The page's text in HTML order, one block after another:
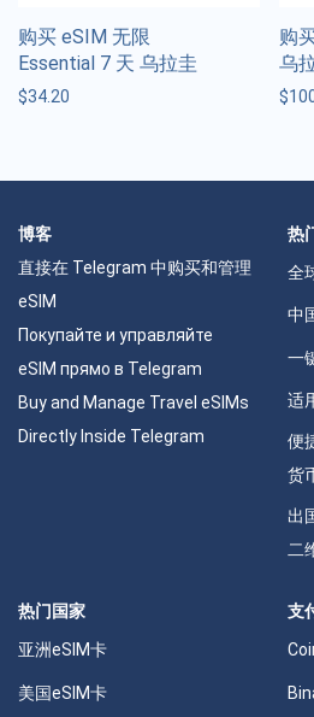
购买 eSIM 无限
Essential 7 天 乌拉圭
$34.20
购
乌
$
博客
直接在 Telegram 中购买和管理
eSIM
Покупайте и управляйте
eSIM прямо в Telegram
Buy and Manage Travel eSIMs
Directly Inside Telegram
热
全
中
一
适
便
货
出
二
热门国家
亚洲eSIM卡
美国eSIM卡
支